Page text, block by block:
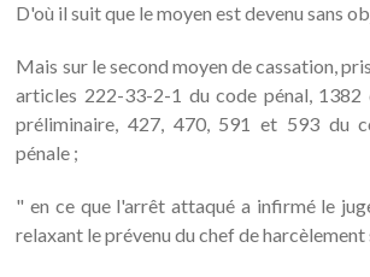
D'où il suit que le moyen est devenu sans
Mais sur le second moyen de cassation,
articles 222-33-2-1 du code pénal, 1382
préliminaire, 427, 470, 591 et 593 du
pénale ;
" en ce que l'arrêt attaqué a infirmé le
relaxant le prévenu du chef de harcèlement